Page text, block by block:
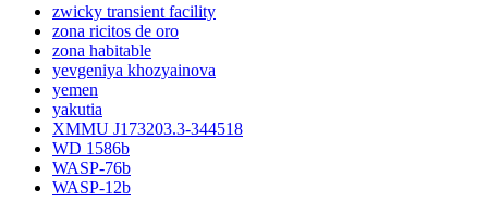
zwicky transient facility
zona ricitos de oro
zona habitable
yevgeniya khozyainova
yemen
yakutia
XMMU J173203.3-344518
WD 1586b
WASP-76b
WASP-12b